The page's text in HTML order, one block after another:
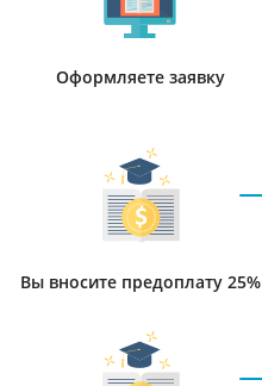
Оформляете заявку
Вы вносите предоплату 25%